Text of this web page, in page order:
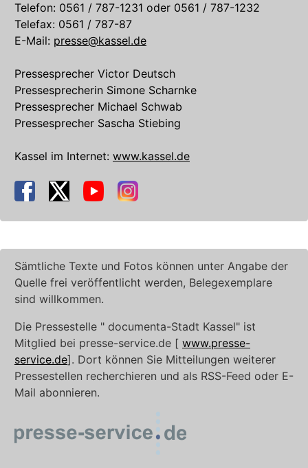
Telefon: 0561 / 787-1231 oder 0561 / 787-1232
Telefax: 0561 / 787-87
E-Mail: presse@kassel.de
Pressesprecher Victor Deutsch
Pressesprecherin Simone Scharnke
Pressesprecher Michael Schwab
Pressesprecher Sascha Stiebing
Kassel im Internet: www.kassel.de
Sämtliche Texte und Fotos können unter Angabe der
Quelle frei veröffentlicht werden, Belegexemplare
sind willkommen.
Die Pressestelle " documenta-Stadt Kassel" ist
Mitglied bei presse-service.de [ www.presse-
service.de]. Dort können Sie Mitteilungen weiterer
Pressestellen recherchieren und als RSS-Feed oder E-
Mail abonnieren.